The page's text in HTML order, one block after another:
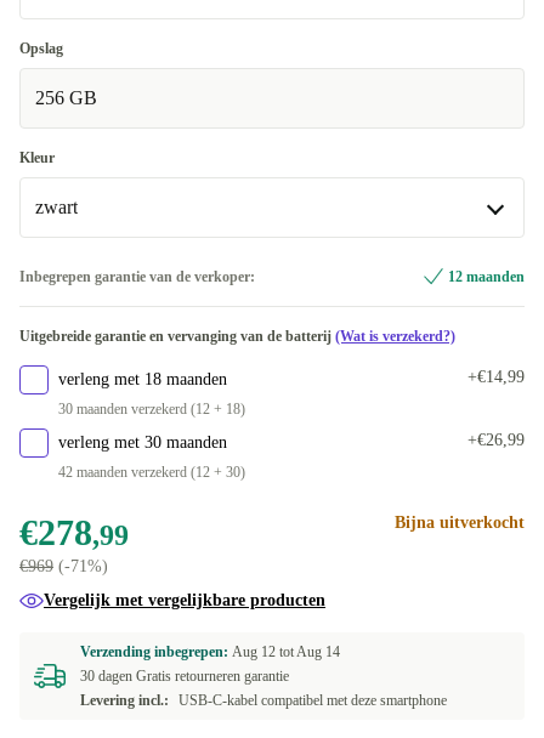
Goed
Heel goed
Opslag
256 GB
Kleur
zwart
Beschikbaar in andere configuraties
zilver
Inbegrepen garantie van de verkoper: 12 maanden
Uitgebreide garantie en vervanging van de batterij (Wat is verzekerd?)
verleng met 18 maanden
30 maanden verzekerd (12 + 18)
+€14,99
verleng met 30 maanden
42 maanden verzekerd (12 + 30)
+€26,99
€278,99
€969 (-71%)
Bijna uitverkocht
Vergelijk met vergelijkbare producten
Verzending inbegrepen: Aug 12 totAug 14
30 dagen Gratis retourneren garantie
Levering incl.:
USB-C-kabel compatibel met deze smartphone